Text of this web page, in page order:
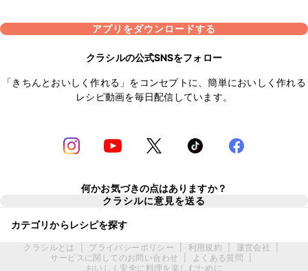
アプリをダウンロードする
クラシルの公式SNSをフォロー
「きちんとおいしく作れる」をコンセプトに、簡単においしく作れる
レシピ動画を毎日配信しています。
何かお気づきの点はありますか？
クラシルに意見を送る
カテゴリからレシピを探す
クラシルとは プライバシーポリシー 利用規約 運営会社
サービスに関してのお問い合わせ
よくある質問
おいしく安全に料理を楽しむために